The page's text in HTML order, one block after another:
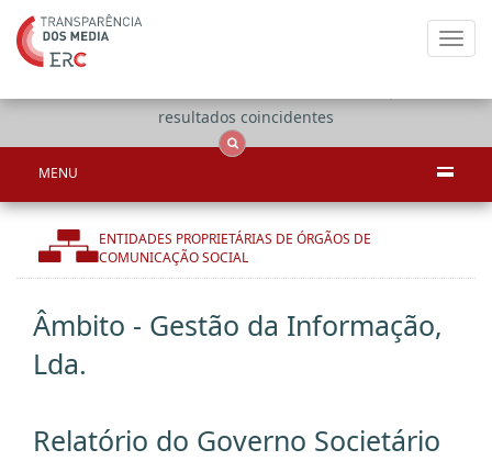
resultados coincidentes
MENU
ENTIDADES PROPRIETÁRIAS DE ÓRGÃOS DE
COMUNICAÇÃO SOCIAL
Âmbito - Gestão da Informação,
Lda.
Relatório do Governo Societário